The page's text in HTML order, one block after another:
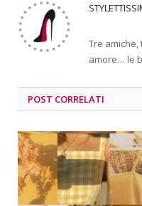
Tre
amore… le
POST CORRELATI